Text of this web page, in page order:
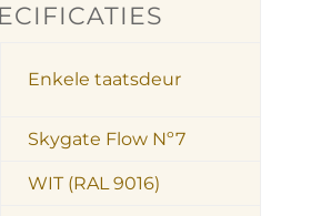
Enkele taatsdeur
Skygate Flow Nº7
WIT (RAL 9016)